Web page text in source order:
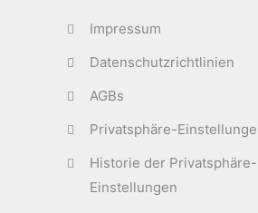
Impressum
Datenschutzrichtlinien
AGBs
Privatsphäre-
Historie der Privatsphäre-
Einstellungen